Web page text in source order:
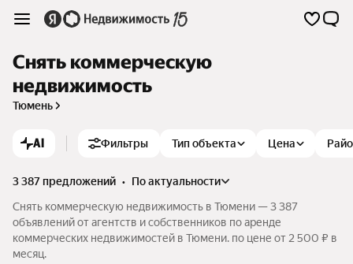
Снять коммерческую
недвижимость
Тюмень
AI Фильтры Тип объекта Цена
3 387 предложений •
по актуальности
Снять коммерческую недвижимость в Тюмени — 3 387
объявлений от агентств и собственников по аренде
коммерческих недвижимостей в Тюмени. по цене от 2 500 ₽ в
месяц.